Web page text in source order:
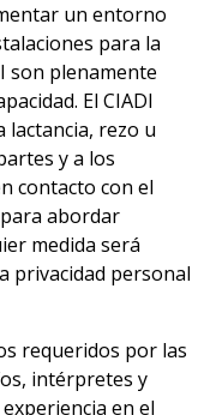
un entorno
para la
son plenamente
El CIADI
lactancia, rezo u
y a los
contacto con el
abordar
medida será
privacidad personal
requeridos por las
intérpretes y
en el